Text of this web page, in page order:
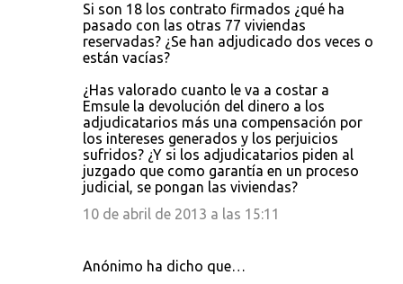
Si son 18 los contrato firmados ¿qué ha
pasado con las otras 77 viviendas
reservadas? ¿Se han adjudicado dos veces o
están vacías?
¿Has valorado cuanto le va a costar a
Emsule la devolución del dinero a los
adjudicatarios más una compensación por
los intereses generados y los perjuicios
sufridos? ¿Y si los adjudicatarios piden al
juzgado que como garantía en un proceso
judicial, se pongan las viviendas?
10 de abril de 2013 a las 15:11
Anónimo ha dicho que…